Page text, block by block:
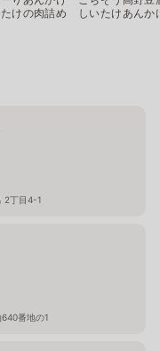
けの肉詰め
しいたけあんか
2丁目4-1
番地の1